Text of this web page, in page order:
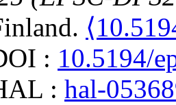
: 10.5194/
: hal-